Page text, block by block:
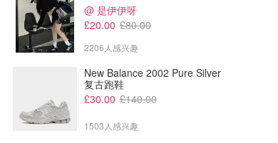
@ 是伊伊呀
£20.00 £80.00
2206人感兴趣
New Balance 2002 Pure Silver
复古跑鞋
£30.00 £140.00
1503人感兴趣